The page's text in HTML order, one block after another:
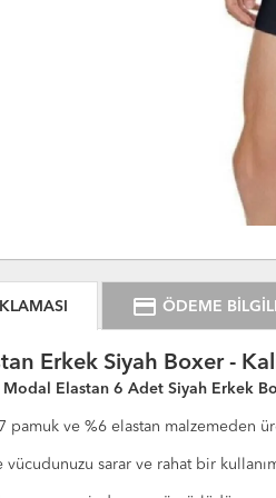
credit_card ÖDEME
Erkek Siyah Boxer -
Elastan 6 Adet Siyah Erkek
pamuk ve %6 elastan malzemeden
vücudunuzu sarar ve rahat bir